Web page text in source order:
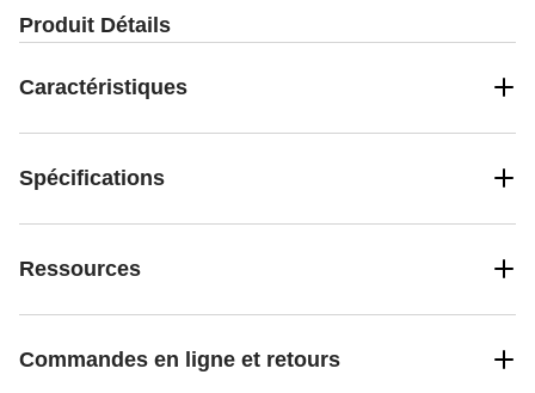
Produit Détails
Caractéristiques
Spécifications
Ressources
Commandes en ligne et retours